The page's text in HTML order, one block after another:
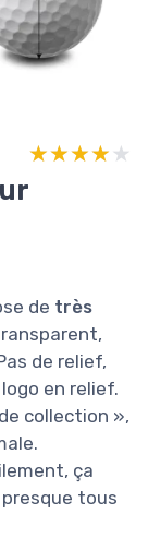
★★★★★
★★★★★
de très
de relief,
en relief.
collection »,
ça
tous